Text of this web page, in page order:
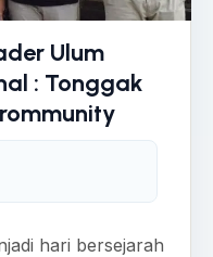
Ulum
: Tonggak
hari bersejarah